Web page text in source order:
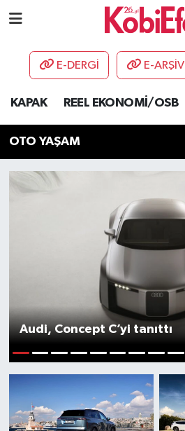
E-DERGİ E-ARŞİV
KAPAK REEL EKONOMİ/OSB
OTO YAŞAM
Audi, Concept C’yi tanıttı
AKADEMİ
DESTEK-TEŞVİK
ETKİNLİK
GÜNCEL
SEKTÖR
ŞİRKET PANO
SÖYLEŞİ